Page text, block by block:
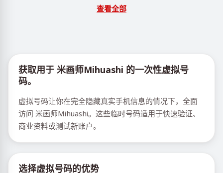
查看全部
获取用于 米画师Mihuashi 的一次性虚拟号
码。
虚拟号码让你在完全隐藏真实手机信息的情况下，全面
访问 米画师Mihuashi。这些临时号码适用于快速验证、
商业资料或测试新账户。
选择虚拟号码的优势